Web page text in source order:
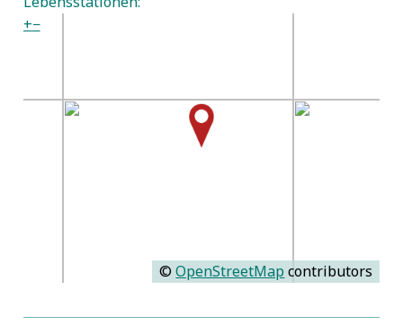
+−
©OpenStreetMap contributors